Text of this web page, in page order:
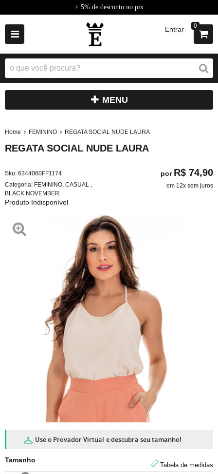
+ 5% de desconto no pix
Entrar 0
MENU
Home FEMININO REGATA SOCIAL NUDE LAURA
REGATA SOCIAL NUDE LAURA
Sku: 6344060FF1174
Categoria: FEMININO, CASUAL ,
BLACK NOVEMBER
Produto Indisponível
por R$ 74,90
em 12x sem juros
Use o Provador Virtual e descubra seu tamanho!
Tamanho
Tabela de medidas